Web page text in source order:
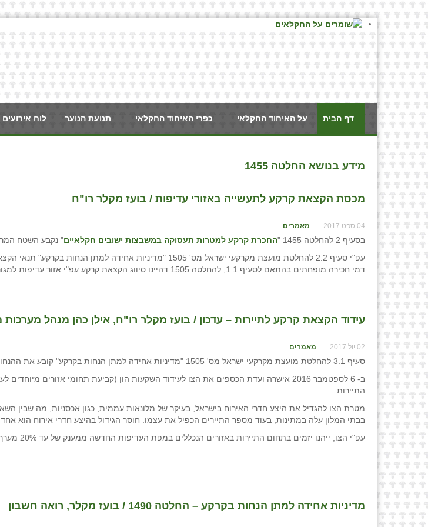
דף הבית על האיחוד החקלאי כפרי האיחוד החקלאי תנועת הנוער לוח אירועים
מידע בנושא החלטה 1455
מכסת הקצאת קרקע לתעשייה באזורי עדיפות / בועז מקלר רו"ח
04 ספט 2017 מאמרים
בסעיף 2 להחלטה 1455 " החכרת קרקע למטרות תעסוקה במשבצות ישובים חקלאיים" נקבע השטח המרבי של הקצאת קרקע
דמי חכירה מופחתים בהתאם לסעיף 1.1, להחלטה 1505 דהיינו סיווג הקצאת קרקע עפ"י אזור עדיפות למגורים.
עידוד הקצאת קרקע לתיירות – עדכון / בועז מקלר רו"ח, אילן כהן מנהל מערכות
02 יול 2017 מאמרים
סעיף 3.1 להחלטת מועצת מקרקעי ישראל מס' 1505 "מדיניות אחידה למתן הנחות בקרקע" קובע את ההנחות בדמי חכירה מהוונים הניתנות על הקצאת קרקע לתיירות.
התיירות.
מטרת הצו להגדיל את היצע חדרי האירוח בישראל, בעיקר של מלונאות עממית, כגון אכסניות, מה שבין
בבתי המלון עלה במתינות, בעוד מספר התיירים הכפיל את עצמו. חוסר הגידול בהיצע חדרי אירוח הוא אחד
עפ"י הצו, ייהנו יזמים בתחום התיירות באזורים הנכללים במפת העדיפות החדשה ממענק של עד 20% מערך ההשקעה.
מדיניות אחידה למתן הנחות בקרקע – החלטה 1490 / בועז מקלר, רואה חשבון